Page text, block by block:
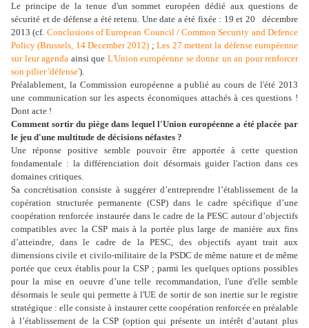
Le principe de la tenue d'un sommet européen dédié aux questions de
sécurité et de défense a été retenu. Une date a été fixée : 19 et 20 décembre
2013 (cf. Conclusions of European Council / Common Security and Defence
Policy (Brussels, 14 December 2012) ;Les 27 mettent la défense européenne
sur leur agenda ainsi que L'Union européenne se donne un an pour renforcer
son pilier 'défense').
Préalablement, la Commission européenne a publié au cours de l'été 2013
une communication sur les aspects économiques attachés à ces questions !
Dont acte !
Comment sortir du piège dans lequel l'Union européenne a été placée par
le jeu d'une multitude de décisions néfastes ?
Une réponse positive semble pouvoir être apportée à cette question
fondamentale : la différenciation doit désormais guider l'action dans ces
domaines critiques.
Sa concrétisation consiste à suggérer d’entreprendre l’établissement de la
copération structurée permanente (CSP) dans le cadre spécifique d’une
coopération renforcée instaurée dans le cadre de la PESC autour d’objectifs
compatibles avec la CSP mais à la portée plus large de manière aux fins
d’atteindre, dans le cadre de la PESC, des objectifs ayant trait aux
dimensions civile et civilo-militaire de la PSDC de même nature et de même
portée que ceux établis pour la CSP ; parmi les quelques options possibles
pour la mise en oeuvre d’une telle recommandation, l'une d'elle semble
désormais le seule qui permette à l'UE de sortir de son inertie sur le registre
stratégique : elle consiste à instaurer cette coopération renforcée en préalable
à l’établissement de la CSP (option qui présente un intérêt d’autant plus